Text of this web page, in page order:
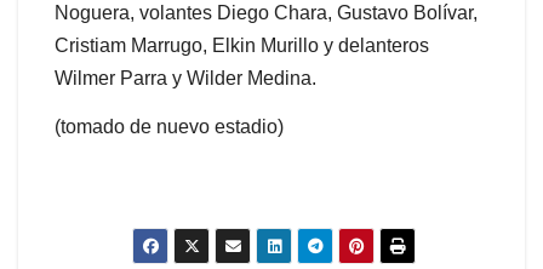
Noguera, volantes Diego Chara, Gustavo Bolívar,
Cristiam Marrugo, Elkin Murillo y delanteros
Wilmer Parra y Wilder Medina.
(tomado de nuevo estadio)